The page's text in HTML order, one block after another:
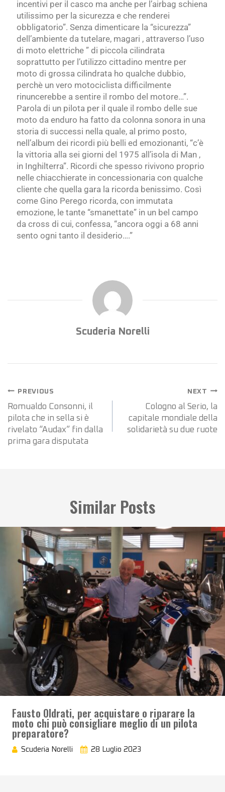
incentivi per il casco ma anche per l’airbag schiena
utilissimo per la sicurezza e che renderei
obbligatorio”. Senza dimenticare la “sicurezza”
dell’ambiente da tutelare, magari , attraverso l’uso
di moto elettriche ” di piccola cilindrata
soprattutto per l’utilizzo cittadino mentre per
moto di grossa cilindrata ho qualche dubbio,
perchè un vero motociclista difficilmente
rinuncerebbe a sentire il rombo del motore…”.
Parola di un pilota per il quale il rombo delle sue
moto da enduro ha fatto da colonna sonora in una
storia di successi nella quale, al primo posto,
nell’album dei ricordi più belli ed emozionanti, “c’è
la vittoria alla sei giorni del 1975 all’isola di Man ,
in Inghilterra”. Ricordi che spesso rivivono proprio
nelle chiacchierate in concessionaria con qualche
cliente che quella gara la ricorda benissimo. Così
come Gino Perego ricorda, con immutata
emozione, le tante “smanettate” in un bel campo
da cross di cui, confessa, “ancora oggi a 68 anni
sento ogni tanto il desiderio….”
Scuderia Norelli
PREVIOUS
Romualdo Consonni, il
pilota che in sella si è
rivelato “Audax” fin dalla
prima gara disputata
NEXT
Cologno al Serio, la
capitale mondiale della
solidarietà su due ruote
Similar Posts
Fausto Oldrati, per acquistare o riparare la
moto chi può consigliare meglio di un pilota
preparatore?
Scuderia Norelli 28 Luglio 2023